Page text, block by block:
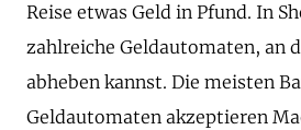
Reise etwas Geld in Pfund. In
zahlreiche Geldautomaten, an
abheben kannst. Die meisten
Geldautomaten akzeptieren